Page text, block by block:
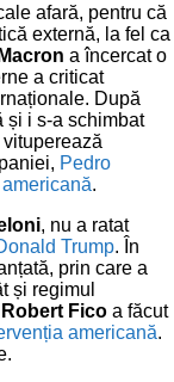
afară, pentru că
externă, la fel ca
a încercat o
a criticat
După
și i s-a schimbat
Pedro
.
, nu a ratat
Trump. În
prin care a
și regimul
Robert Fico a făcut
americană.